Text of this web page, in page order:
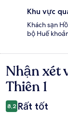
Khu vực
Khách sạn
bộ Huế
Nhận
xét
Nhận xét
Thiên 1
8,2 Rất tốt